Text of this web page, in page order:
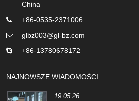
China
+86-0535-2371006
glbz003@gl-bz.com
+86-13780678172
NAJNOWSZE WIADOMOŚCI
19.05.26